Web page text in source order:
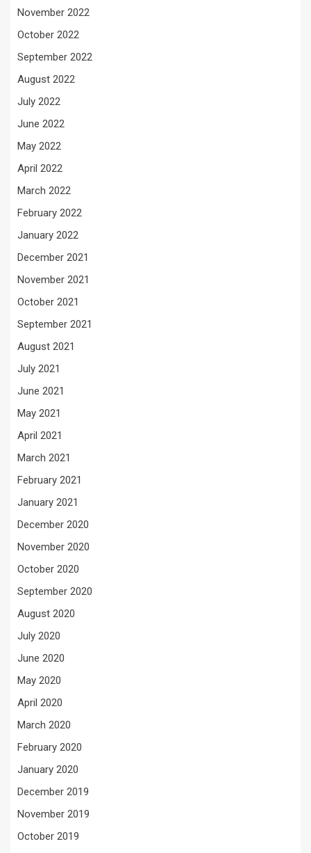
November 2022
October 2022
September 2022
August 2022
July 2022
June 2022
May 2022
April 2022
March 2022
February 2022
January 2022
December 2021
November 2021
October 2021
September 2021
August 2021
July 2021
June 2021
May 2021
April 2021
March 2021
February 2021
January 2021
December 2020
November 2020
October 2020
September 2020
August 2020
July 2020
June 2020
May 2020
April 2020
March 2020
February 2020
January 2020
December 2019
November 2019
October 2019